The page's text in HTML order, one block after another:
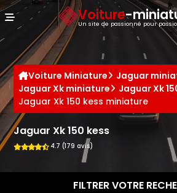
Voiture-
Un site de passionné pour
Voiture Miniature
Jaguar
Jaguar Xk miniature
Jaguar Xk
Jaguar Xk 150 kess miniature
Jaguar Xk 150 kess
4.7 (179 avis)
FILTRER VOTRE
Panneau de gestion des cookies